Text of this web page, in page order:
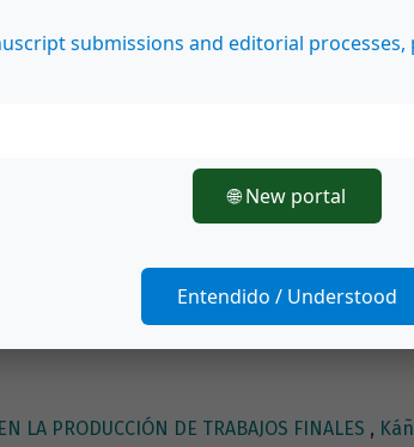
a
arquetipos de la sombra, el doble y el amor
relaciones sobre el mundo utópico: Crónicas
jícaros secretos de Vilhelm Hartman,Káñina:
LA PRODUCCIÓN DE TRABAJOS FINALES ,
submissions and editorial processes,
🌐 New portal
Entendido / Understood